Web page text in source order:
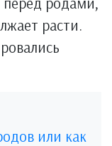
расти.
или как